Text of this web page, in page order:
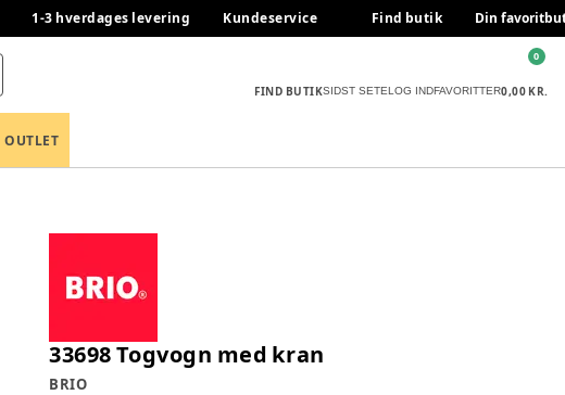
1-3 hverdages levering Kundeservice Find butik Din
FIND BUTIKSIDST SETELOG INDFAVORITTER0,00 KR.
0
OUTLET
33698 Togvogn med kran
BRIO